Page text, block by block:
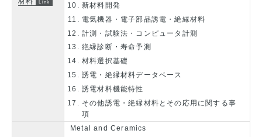
新材料開発
電気機器・電子部品誘電・絶縁材料
計測・試験法・コンピュータ計測
絶縁診断・寿命予測
材料選択基礎
誘電・絶縁材料データベース
誘電材料機能特性
その他誘電・絶縁材料とその応用に関する事
項
Metal and Ceramics